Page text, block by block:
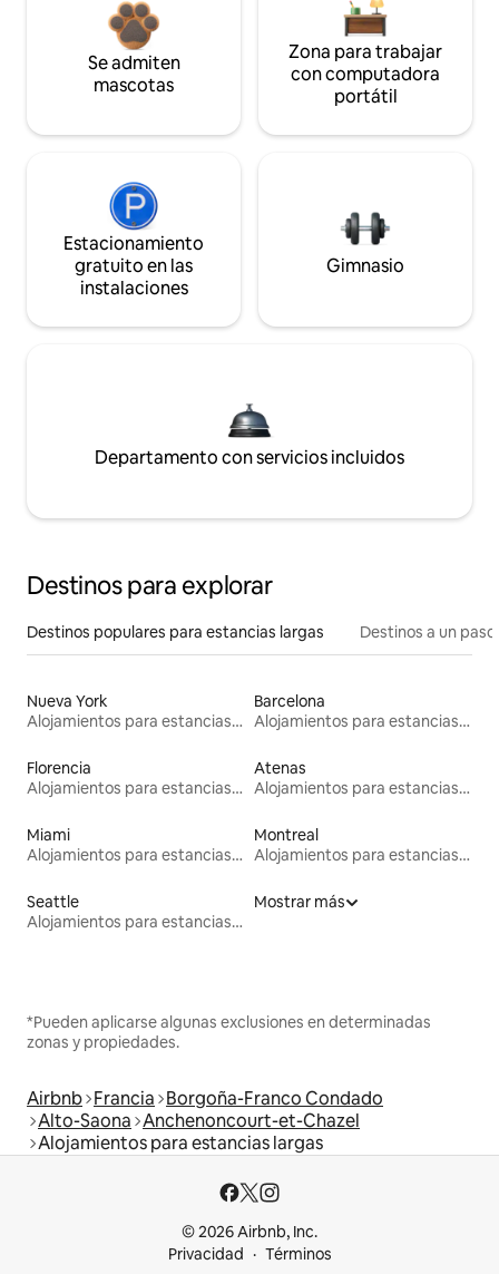
Se admiten
mascotas
Zona para trabajar
con computadora
portátil
Estacionamiento
gratuito en las
instalaciones
Gimnasio
Departamento con servicios incluidos
Destinos para explorar
Destinos populares para estancias largas Destinos a un
Nueva York
Alojamientos para estancias largas
Barcelona
Alojamientos para estancias largas
Florencia
Alojamientos para estancias largas
Atenas
Alojamientos para estancias largas
Miami
Alojamientos para estancias largas
Montreal
Alojamientos para estancias largas
Seattle
Alojamientos para estancias largas
Mostrar más
*Pueden aplicarse algunas exclusiones en determinadas
zonas y propiedades.
Airbnb Francia Borgoña-Franco Condado
Alto-Saona Anchenoncourt-et-Chazel
Alojamientos para estancias largas
© 2026 Airbnb, Inc.
Privacidad
Términos